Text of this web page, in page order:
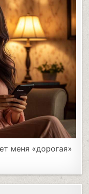
меня «дорогая»